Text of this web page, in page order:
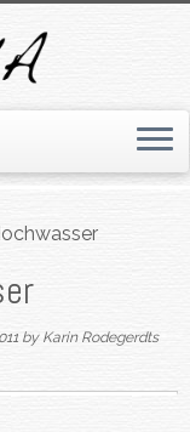
by Karin Rodegerdts